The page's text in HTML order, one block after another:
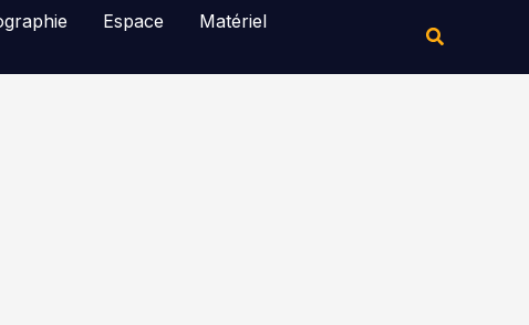
Espace
Matériel
Rechercher
Rechercher